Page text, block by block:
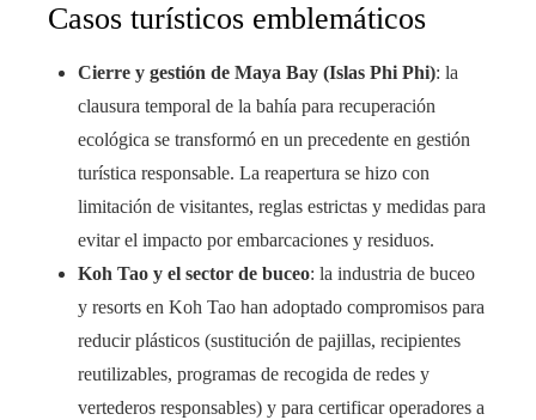
Casos turísticos emblemáticos
Cierre y gestión de Maya Bay (Islas Phi Phi): la
clausura temporal de la bahía para recuperación
ecológica se transformó en un precedente en gestión
turística responsable. La reapertura se hizo con
limitación de visitantes, reglas estrictas y medidas para
evitar el impacto por embarcaciones y residuos.
Koh Tao y el sector de buceo: la industria de buceo
y resorts en Koh Tao han adoptado compromisos para
reducir plásticos (sustitución de pajillas, recipientes
reutilizables, programas de recogida de redes y
vertederos responsables) y para certificar operadores a